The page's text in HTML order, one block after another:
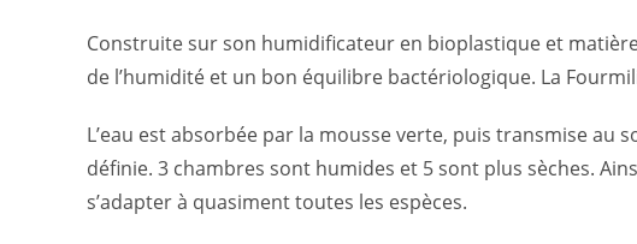
Construite sur son humidificateur en bioplastique et
de l’humidité et un bon équilibre bactériologique. La
L’eau est absorbée par la mousse verte, puis transmise
définie. 3 chambres sont humides et 5 sont plus sèches.
s’adapter à quasiment toutes les espèces.